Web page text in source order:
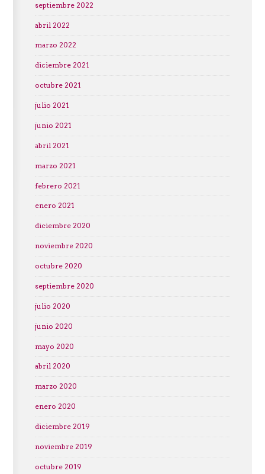
septiembre 2022
abril 2022
marzo 2022
diciembre 2021
octubre 2021
julio 2021
junio 2021
abril 2021
marzo 2021
febrero 2021
enero 2021
diciembre 2020
noviembre 2020
octubre 2020
septiembre 2020
julio 2020
junio 2020
mayo 2020
abril 2020
marzo 2020
enero 2020
diciembre 2019
noviembre 2019
octubre 2019